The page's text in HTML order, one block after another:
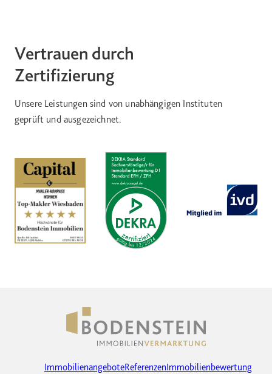
Vertrauen durch
Zertifizierung
Unsere Leistungen sind von unabhängigen Instituten
geprüft und ausgezeichnet.
ImmobilienangeboteReferenzen Immobilienbewertung